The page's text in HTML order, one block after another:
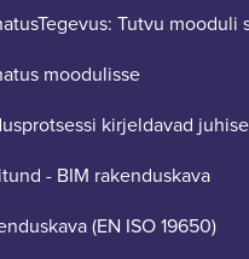
moodulisse
- BIM rakenduskava
(EN ISO 19650)